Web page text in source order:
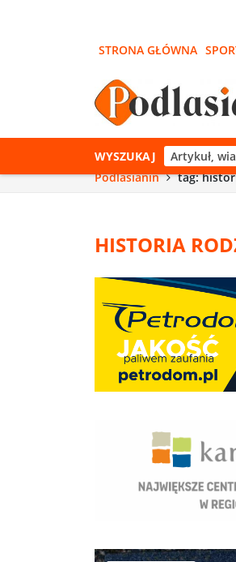
STRONA GŁÓWNA
WYSZUKAJ
Podlasianin
tag:
HISTORIA